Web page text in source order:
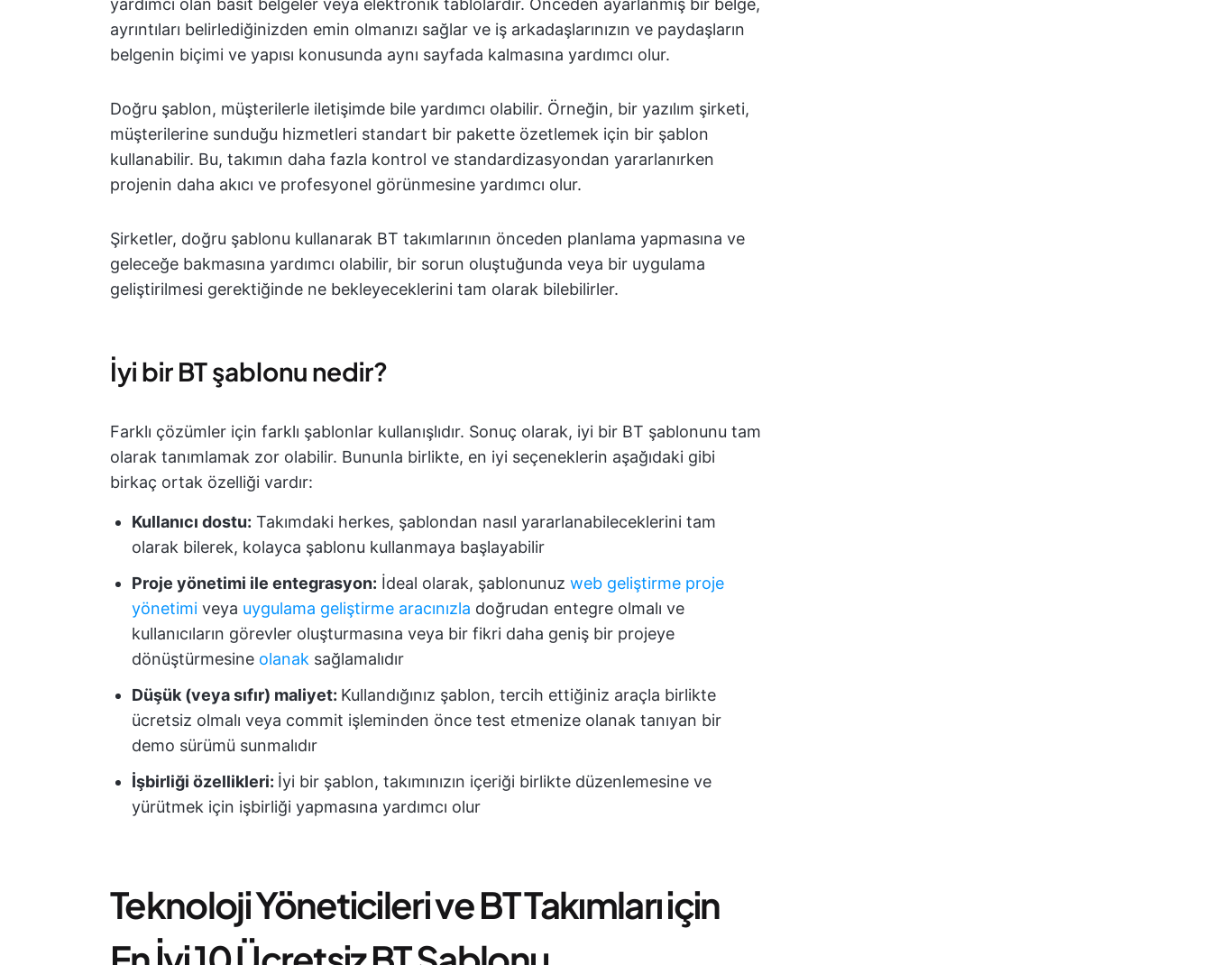
yardımcı olan basit belgeler veya elektronik tablolardır. Önceden ayarlanmış bir belge,
ayrıntıları belirlediğinizden emin olmanızı sağlar ve iş arkadaşlarınızın ve paydaşların
belgenin biçimi ve yapısı konusunda aynı sayfada kalmasına yardımcı olur.
Doğru şablon, müşterilerle iletişimde bile yardımcı olabilir. Örneğin, bir yazılım şirketi,
müşterilerine sunduğu hizmetleri standart bir pakette özetlemek için bir şablon
kullanabilir. Bu, takımın daha fazla kontrol ve standardizasyondan yararlanırken
projenin daha akıcı ve profesyonel görünmesine yardımcı olur.
Şirketler, doğru şablonu kullanarak BT takımlarının önceden planlama yapmasına ve
geleceğe bakmasına yardımcı olabilir, bir sorun oluştuğunda veya bir uygulama
geliştirilmesi gerektiğinde ne bekleyeceklerini tam olarak bilebilirler.
İyi bir BT şablonu nedir?
Farklı çözümler için farklı şablonlar kullanışlıdır. Sonuç olarak, iyi bir BT şablonunu tam
olarak tanımlamak zor olabilir. Bununla birlikte, en iyi seçeneklerin aşağıdaki gibi
birkaç ortak özelliği vardır:
Kullanıcı dostu: Takımdaki herkes, şablondan nasıl yararlanabileceklerini tam
olarak bilerek, kolayca şablonu kullanmaya başlayabilir
Proje yönetimi ile entegrasyon: İdeal olarak, şablonunuz web geliştirme proje
yönetimi veya uygulama geliştirme aracınızla doğrudan entegre olmalı ve
kullanıcıların görevler oluşturmasına veya bir fikri daha geniş bir projeye
dönüştürmesine olanak sağlamalıdır
Düşük (veya sıfır) maliyet: Kullandığınız şablon, tercih ettiğiniz araçla birlikte
ücretsiz olmalı veya commit işleminden önce test etmenize olanak tanıyan bir
demo sürümü sunmalıdır
İşbirliği özellikleri: İyi bir şablon, takımınızın içeriği birlikte düzenlemesine ve
yürütmek için işbirliği yapmasına yardımcı olur
Teknoloji Yöneticileri ve BT Takımları için